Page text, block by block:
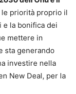
priorità proprio il
la bonifica dei
mettere in
sta generando
investire nella
New Deal, per la